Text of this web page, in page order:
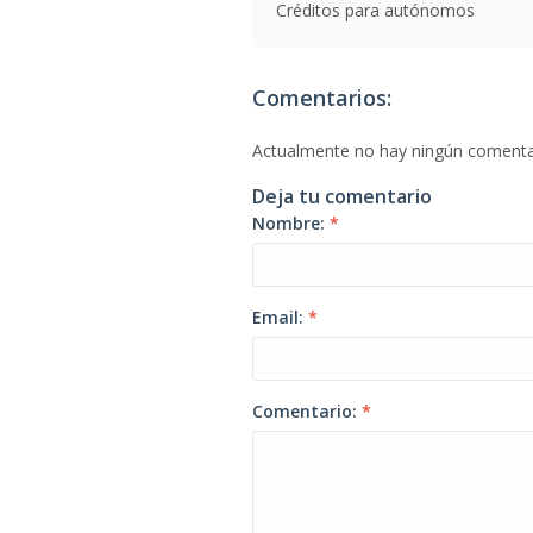
Créditos para autónomos
Comentarios:
Actualmente no hay ningún
Deja tu comentario
Nombre: *
Email: *
Comentario: *